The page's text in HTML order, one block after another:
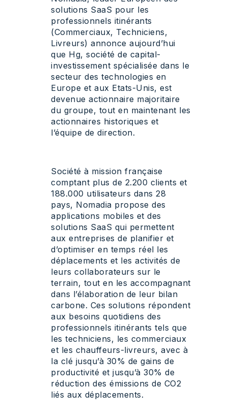
solutions SaaS pour les
professionnels itinérants
(Commerciaux, Techniciens,
Livreurs) annonce aujourd’hui
que Hg, société de capital-
investissement spécialisée dans le
secteur des technologies en
Europe et aux Etats-Unis, est
devenue actionnaire majoritaire
du groupe, tout en maintenant les
actionnaires historiques et
l’équipe de direction.
Société à mission française
comptant plus de 2.200 clients et
188.000 utilisateurs dans 28
pays, Nomadia propose des
applications mobiles et des
solutions SaaS qui permettent
aux entreprises de planifier et
d’optimiser en temps réel les
déplacements et les activités de
leurs collaborateurs sur le
terrain, tout en les accompagnant
dans l’élaboration de leur bilan
carbone. Ces solutions répondent
aux besoins quotidiens des
professionnels itinérants tels que
les techniciens, les commerciaux
et les chauffeurs-livreurs, avec à
la clé jusqu’à 30% de gains de
productivité et jusqu’à 30% de
réduction des émissions de CO2
liés aux déplacements.